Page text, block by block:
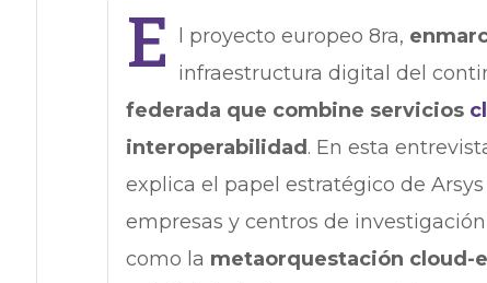
E l proyecto europeo 8ra,
infraestructura digital del
federada que combine servicios
interoperabilidad. En esta
explica el papel estratégico de
empresas y centros de
como la metaorquestación cloud-